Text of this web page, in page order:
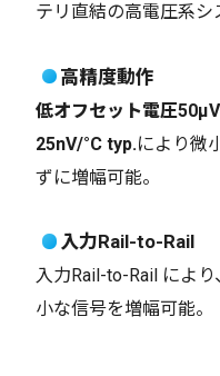
テリ直結の高電圧系シ
高精度動作
低オフセット電圧
25nV/°C typ.により微
ずに増幅可能。
入力Rail-to-Rail
入力Rail-to-Rail によ
小な信号を増幅可能。